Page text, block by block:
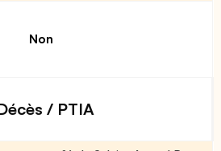
Non
/ PTIA